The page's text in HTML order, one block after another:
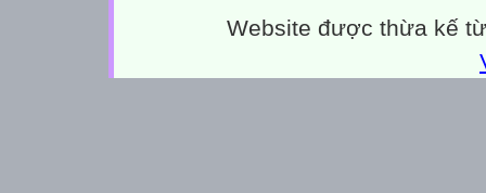
Website được thừa kế